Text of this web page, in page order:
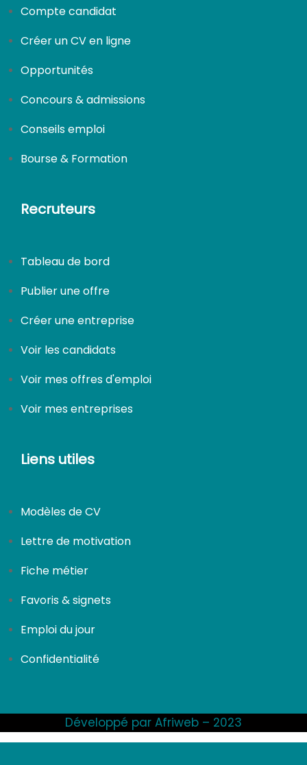
Compte candidat
Créer un CV en ligne
Opportunités
Concours & admissions
Conseils emploi
Bourse & Formation
Recruteurs
Tableau de bord
Publier une offre
Créer une entreprise
Voir les candidats
Voir mes offres d'emploi
Voir mes entreprises
Liens utiles
Modèles de CV
Lettre de motivation
Fiche métier
Favoris & signets
Emploi du jour
Confidentialité
Développé par Afriweb – 2023